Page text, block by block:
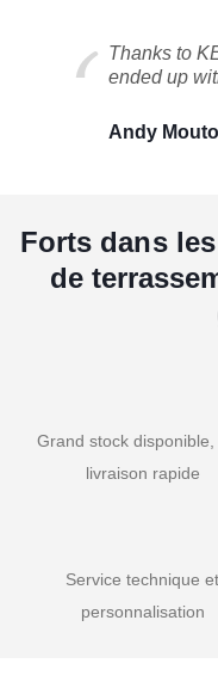
Thanks to
ended up
Andy
Forts dans
de
Grand stock disponible,
livraison rapide
Service technique et
personnalisation